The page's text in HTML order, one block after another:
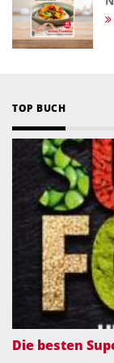
TOP BUCH
Die besten